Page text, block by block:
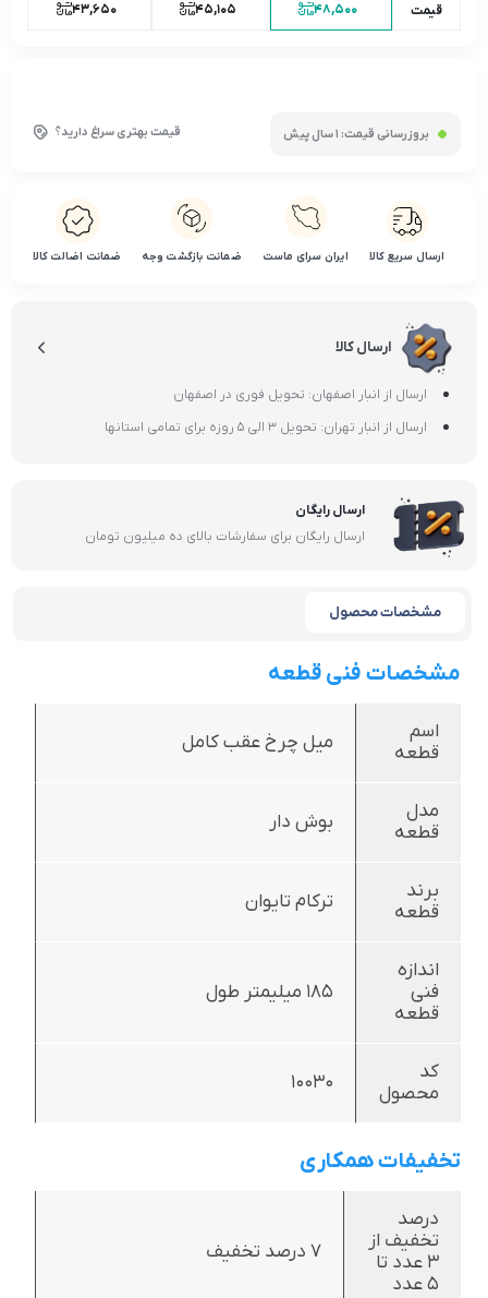
قیمت 48,500
45,105
43,650
بروزرسانی قیمت: 1 سال پیش قیمت بهتری سراغ دارید؟
ارسال سریع کالا ایران سرای ماست ضمانت بازگشت وجه ضمانت اضالت کالا
ارسال کالا
ارسال از انبار اصفهان: تحویل فوری در اصفهان
ارسال از انبار تهران: تحویل 3 الی 5 روزه برای تمامی استانها
ارسال رایگان
ارسال رایگان برای سفارشات بالای ده میلیون تومان
مشخصات محصول
مشخصات فنی قطعه
اسم
قطعه
میل چرخ عقب کامل
مدل
قطعه
بوش دار
برند
قطعه
ترکام تایوان
اندازه
فنی
قطعه
185 میلیمتر طول
کد
محصول
10030
تخفیفات همکاری
درصد
تخفیف از
3 عدد تا
5 عدد
7 درصد تخفیف